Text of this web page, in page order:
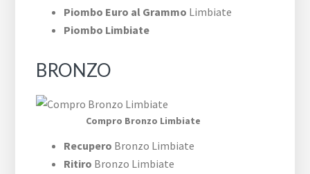
Piombo Euro al Grammo Limbiate
Piombo Limbiate
BRONZO
Compro Bronzo Limbiate
Recupero Bronzo Limbiate
Ritiro Bronzo Limbiate